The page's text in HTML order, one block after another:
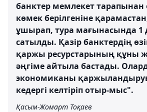
банктер мемлекет тарапынан
көмек берілгеніне
ұшырап, тура мағынасында 1
сатылды. Қазір банктердің
қаржы ресурстарының құны
әңгіме айтыла бастады.
экономиканы
кедергі келтіріп отыр-мыс".
Қасым-Жомарт Тоқаев